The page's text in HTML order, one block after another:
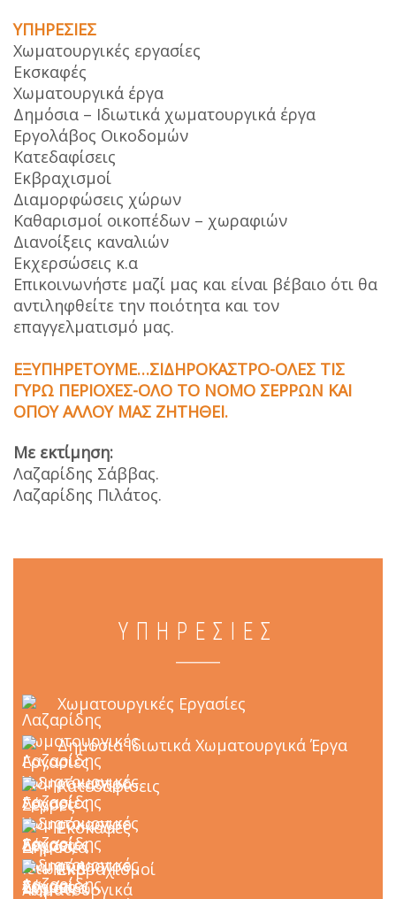
ΥΠΗΡΕΣΙΕΣ
Χωματουργικές εργασίες
Εκσκαφές
Χωματουργικά έργα
Δημόσια – Ιδιωτικά χωματουργικά έργα
Εργολάβος Οικοδομών
Κατεδαφίσεις
Εκβραχισμοί
Διαμορφώσεις χώρων
Καθαρισμοί οικοπέδων – χωραφιών
Διανοίξεις καναλιών
Εκχερσώσεις κ.α
Επικοινωνήστε μαζί μας και είναι βέβαιο ότι θα
αντιληφθείτε την ποιότητα και τον
επαγγελματισμό μας.
ΕΞΥΠΗΡΕΤΟΥΜΕ…ΣΙΔΗΡΟΚΑΣΤΡΟ-ΟΛΕΣ ΤΙΣ
ΓΥΡΩ ΠΕΡΙΟΧΕΣ-ΟΛΟ ΤΟ ΝΟΜΟ ΣΕΡΡΩΝ ΚΑΙ
ΟΠΟΥ ΑΛΛΟΥ ΜΑΣ ΖΗΤΗΘΕΙ.
Με εκτίμηση:
Λαζαρίδης Σάββας.
Λαζαρίδης Πιλάτος.
ΥΠΗΡΕΣΙΕΣ
Χωματουργικές Εργασίες
Δημόσια Ιδιωτικά Χωματουργικά Έργα
Κατεδαφίσεις
Εκσκαφές
Εκβραχισμοί